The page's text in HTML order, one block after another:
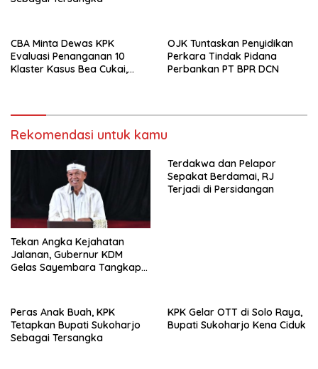
CBA Minta Dewas KPK
Evaluasi Penanganan 10
Klaster Kasus Bea Cukai,
OJK Tuntaskan Penyidikan
Perkara Tindak Pidana
Perbankan PT BPR DCN
Rekomendasi untuk kamu
Tekan Angka Kejahatan
Jalanan, Gubernur KDM
Gelas Sayembara Tangkap
Terdakwa dan Pelapor
Sepakat Berdamai, RJ
Terjadi di Persidangan
Peras Anak Buah, KPK
Tetapkan Bupati Sukoharjo
Sebagai Tersangka
KPK Gelar OTT di Solo Raya,
Bupati Sukoharjo Kena Ciduk